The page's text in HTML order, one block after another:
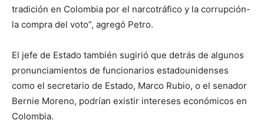
tradición en Colombia por el narcotráfico y la corrupción-
la compra del voto”, agregó Petro.
El jefe de Estado también sugirió que detrás de algunos
pronunciamientos de funcionarios estadounidenses
como el secretario de Estado, Marco Rubio, o el senador
Bernie Moreno, podrían existir intereses económicos en
Colombia.